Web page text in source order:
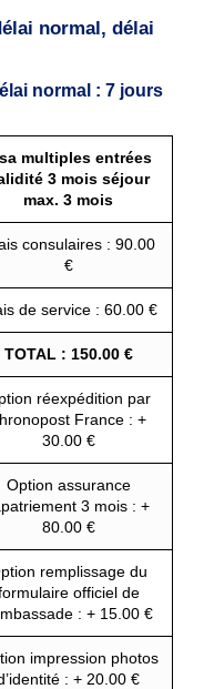
normal, délai
normal : 7 jours
multiples entrées
3 mois séjour
max. 3 mois
consulaires : 90.00
€
de service : 60.00 €
TOTAL : 150.00 €
réexpédition par
France : +
30.00 €
Option assurance
3 mois : +
80.00 €
remplissage du
officiel de
: + 15.00 €
impression photos
: + 20.00 €